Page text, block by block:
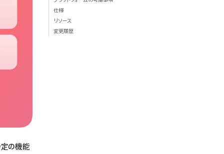
定の機能
仕様
リソース
変更履歴